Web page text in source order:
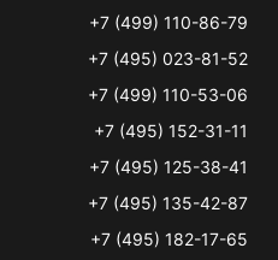
+7 (499) 110-86-79
+7 (495) 023-81-52
+7 (499) 110-53-06
+7 (495) 152-31-11
+7 (495) 125-38-41
+7 (495) 135-42-87
+7 (495) 182-17-65